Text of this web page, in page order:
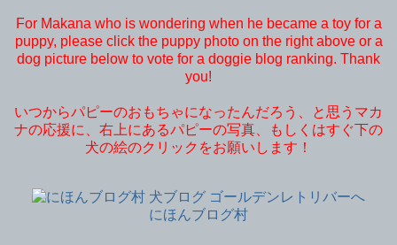
For Makana who is wondering when he became a toy for a
puppy, please click the puppy photo on the right above or a
dog picture below to vote for a doggie blog ranking. Thank
you!
いつからパピーのおもちゃになったんだろう、と思うマカ
ナの応援に、右上にあるパピーの写真、もしくはすぐ下の
犬の絵のクリックをお願いします！
にほんブログ村